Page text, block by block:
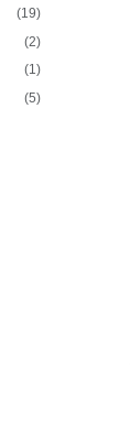
(19)
(2)
(1)
(5)